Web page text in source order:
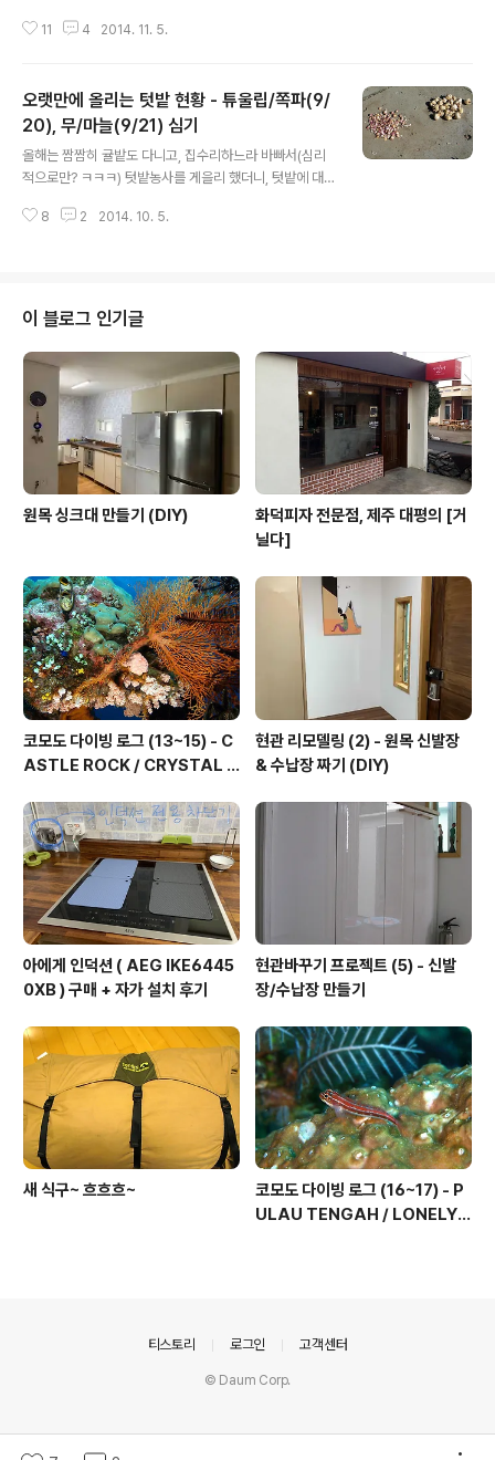
는 발아율이 거의 100% ㅋㅋㅋ 이로부터 2주정도 지난 1
호박고구마도 잎들이 무성하고 (땅 속에 고구마가 얼마나
있는지는 모르겠지만;;;ㅋ) 밤고구마도 잎이 빼곡하다~ㅎ
고구마들은 11월중순쯤 수확 예정이다. 주아를 심었던 마
늘밭에는 쪼로로~ 싹이 올라오고 있고~ 호박은 잎이 죽어
가서, 다 따다가 후숙시키는 중이다. ^^ 그리고... 올해에 처
음으로 시도해 보는 감식초~ 난산리 귤밭에 있는 감나무
11 4 2014. 11. 5.
오랫만에 올리는 텃밭 현황 - 튜울립/쪽파(9/
20), 무/마늘(9/21) 심기
올해는 짬짬히 귤밭도 다니고, 집수리하느라 바빠서(심리
적으로만? ㅋㅋㅋ) 텃밭농사를 게을리 했더니, 텃밭에 대해
어야 할텐데, 크게 하는 것도 없이 뭐가 바쁜지... 아직도 정
었던 구근을 가져다가 심었다. 장소는 마당과 텃밭 사이에
있는 청견(귤)나무 오른쪽옆 당첨~ㅋ 전부 네군데;;; 돌로
표시는 해 두었는데... 봄에 얼마나 나올지 기대된다~ ㅎㅎ
ㅎ 두번째로;;; 쪽파... 매번 같은 방법으로 (끝을 살짝 자른
후) 심었다. 녀석들이 땅 파는걸 좋아해서... ..
8 2 2014. 10. 5.
이 블로그 인기글
원목 싱크대 만들기 (DIY)
화덕피자 전문점, 제주 대평의 [거
닐다]
코모도 다이빙 로그 (13~15) - C
ASTLE ROCK / CRYSTAL R
R
현관 리모델링 (2) - 원목 신발장
& 수납장 짜기 (DIY)
아에게 인덕션 ( AEG IKE6445
0XB ) 구매 + 자가 설치 후기
현관바꾸기 프로젝트 (5) - 신발
장/수납장 만들기
새 식구~ 흐흐흐~
코모도 다이빙 로그 (16~17) - P
ULAU TENGAH / LONELY
티스토리 로그인 고객센터
© Daum Corp.